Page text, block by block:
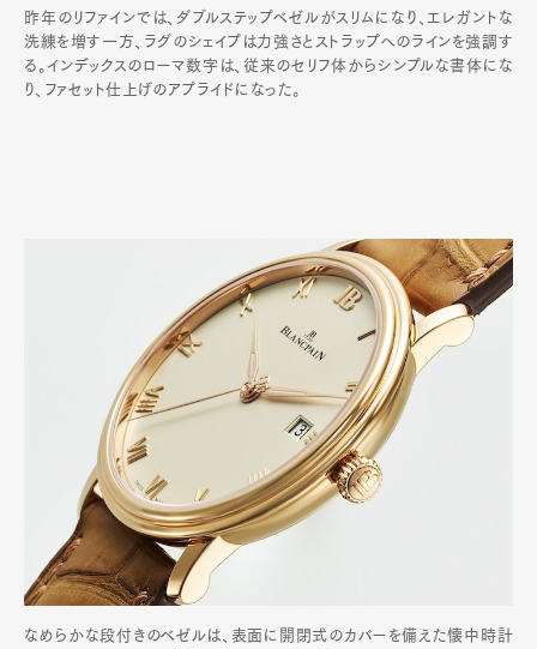
昨年のリファインでは、ダブルステップベゼルがスリムになり、エレガントな
洗練を増す一方、ラグのシェイプは力強さとストラップへのラインを強調す
る。インデックスのローマ数字は、従来のセリフ体からシンプルな書体にな
り、ファセット仕上げのアプライドになった。
なめらかな段付きのベゼルは、表面に開閉式のカバーを備えた懐中時計